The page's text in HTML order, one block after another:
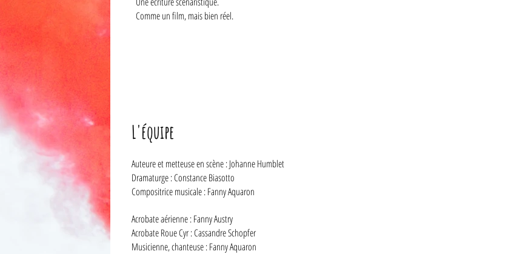
Comme un film, mais bien réel.
L'équipe
Auteure et metteuse en scène : Johanne Humblet
Dramaturge : Constance Biasotto
Compositrice musicale : Fanny Aquaron
Acrobate aérienne : Fanny Austry
Acrobate Roue Cyr : Cassandre Schopfer
Musicienne, chanteuse : Fanny Aquaron